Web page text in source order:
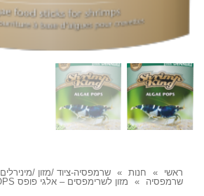
ראשי » חנות » שרמפסיה-ציוד /מזון /מינירלים
שרמפסיה
» מזון לשרימפסים – אלגי פופס ALGAE POPS